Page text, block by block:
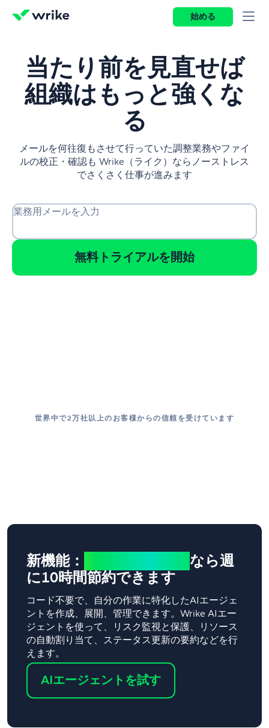
始める
当たり前を見直せば
組織はもっと強くな
る
メールを何往復もさせて行っていた調整業務やファイ
ルの校正・確認も Wrike（ライク）ならノーストレス
でさくさく仕事が進みます
業務用メールを入力
無料トライアルを開始
世界中で2万社以上のお客様からの信頼を受けています
新機能：
なら週
に10時間節約できます
コード不要で、自分の作業に特化したAIエージェ
ントを作成、展開、管理できます。Wrike AIエー
ジェントを使って、リスク監視と保護、リソース
の自動割り当て、ステータス更新の要約などを行
えます。
AIエージェントを試す